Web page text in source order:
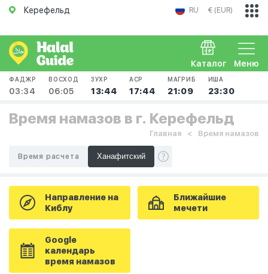
Керефельд RU € (EUR)
Меню
Каталог
ФАДЖР
03:34
ВОСХОД
06:05
ЗУХР
13:44
АСР
17:44
МАГРИБ
21:09
ИША
23:30
Время намазов в г. Керефельд
Главная Время намазов
Время расчета
Направление на
Киблу
Ближайшие
мечети
Google
календарь
время намазов